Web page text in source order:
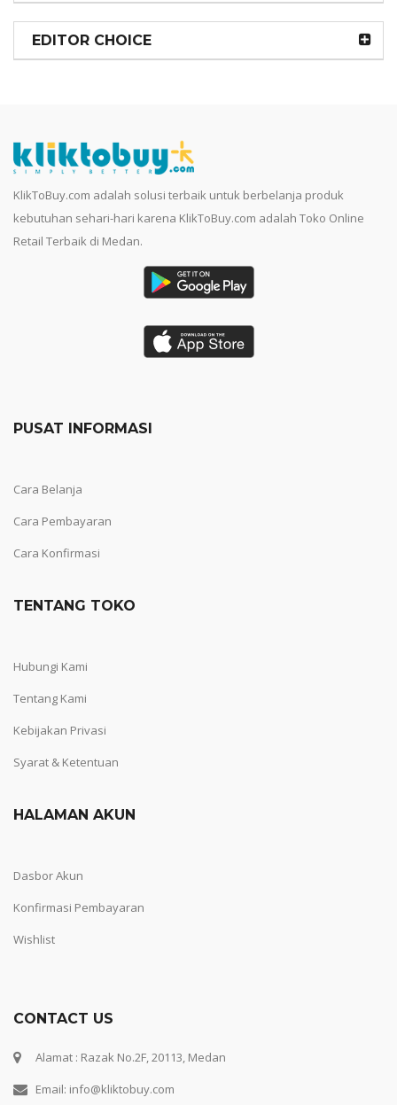
EDITOR CHOICE
KlikToBuy.com adalah solusi terbaik untuk berbelanja produk
kebutuhan sehari-hari karena KlikToBuy.com adalah Toko Online
Retail Terbaik di Medan.
PUSAT INFORMASI
Cara Belanja
Cara Pembayaran
Cara Konfirmasi
TENTANG TOKO
Hubungi Kami
Tentang Kami
Kebijakan Privasi
Syarat & Ketentuan
HALAMAN AKUN
Dasbor Akun
Konfirmasi Pembayaran
Wishlist
CONTACT US
Alamat : Razak No.2F, 20113, Medan
Email: info@kliktobuy.com